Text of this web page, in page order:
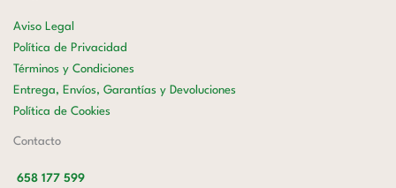
Aviso Legal
Política de Privacidad
Términos y Condiciones
Entrega, Envíos, Garantías y Devoluciones
Política de Cookies
Contacto
658 177 599